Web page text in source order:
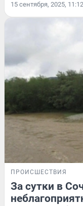
15 сентября, 2025, 11:12
ПРОИСШЕСТВИЯ
За сутки в